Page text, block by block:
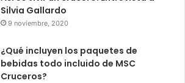
Silvia Gallardo
9 noviembre, 2020
¿Qué incluyen los paquetes de
bebidas todo incluido de MSC
Cruceros?